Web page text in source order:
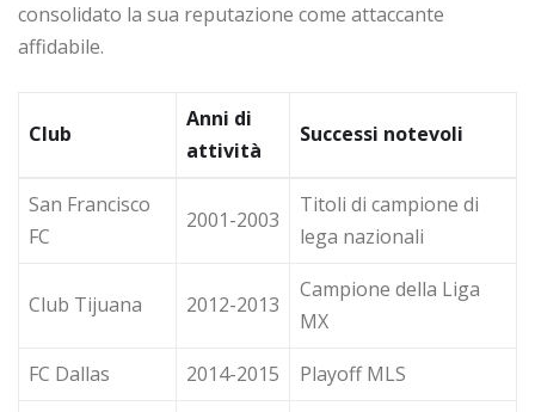
consolidato la sua reputazione come attaccante
affidabile.
Club
Anni di
attività
Successi notevoli
San Francisco
FC
2001-2003
Titoli di campione di
lega nazionali
Club Tijuana 2012-2013
Campione della Liga
MX
FC Dallas
2014-2015
Playoff MLS